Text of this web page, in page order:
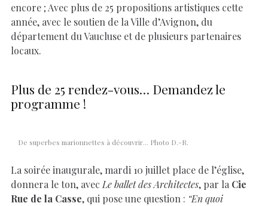
encore ; Avec plus de 25 propositions artistiques cette
année, avec le soutien de la Ville d’Avignon, du
département du Vaucluse et de plusieurs partenaires
locaux.
Plus de 25 rendez-vous… Demandez le
programme !
De superbes marionnettes à découvrir… Photo D.-R.
La soirée inaugurale, mardi 10 juillet place de l’église,
donnera le ton, avec Le ballet des Architectes, par la Cie
Rue de la Casse, qui pose une question : “En quoi